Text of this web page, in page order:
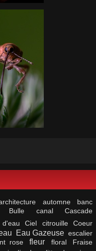
automne
banc
Bulle canal Cascade
d'eau Ciel citrouille Coeur
Eau Gazeuse escalier
rose fleur floral Fraise